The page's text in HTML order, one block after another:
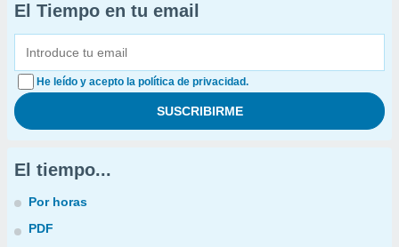
El Tiempo en tu email
He leído y acepto la política de privacidad.
El tiempo...
Por horas
PDF